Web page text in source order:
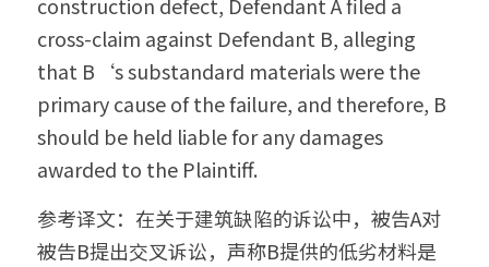
cross-claim against Defendant B, alleging
that B‘s substandard materials were the
primary cause of the failure, and therefore, B
should be held liable for any damages
awarded to the Plaintiff.
参考译文：在关于建筑缺陷的诉讼中，被告A对
被告B提出交叉诉讼，声称B提供的低劣材料是